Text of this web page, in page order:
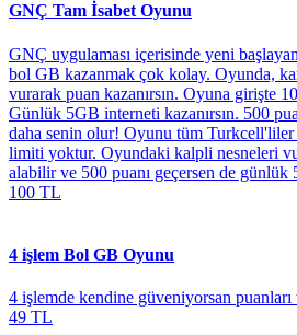
GNÇ Tam İsabet Oyunu
GNÇ uygulaması içerisinde yeni
bol GB kazanmak çok kolay. Oyunda,
vurarak puan kazanırsın. Oyuna girişte
Günlük 5GB interneti kazanırsın. 500
daha senin olur! Oyunu tüm Turkcell'liler
limiti yoktur. Oyundaki kalpli nesneleri
alabilir ve 500 puanı geçersen de
100 TL
4 işlem Bol GB Oyunu
4 işlemde kendine güveniyorsan
49 TL